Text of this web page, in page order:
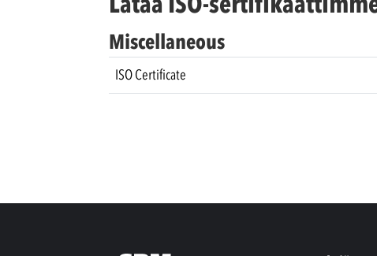
Miscellaneous
ISO Certificate